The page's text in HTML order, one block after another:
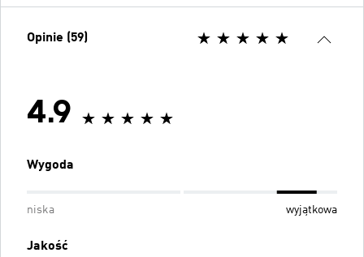
Opinie (59)
4.9
Wygoda
niska wyjątkowa
Jakość